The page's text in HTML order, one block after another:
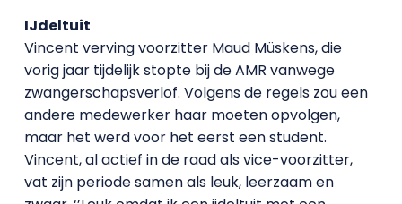
IJdeltuit
Vincent verving voorzitter Maud Müskens, die
vorig jaar tijdelijk stopte bij de AMR vanwege
zwangerschapsverlof. Volgens de regels zou een
andere medewerker haar moeten opvolgen,
maar het werd voor het eerst een student.
Vincent, al actief in de raad als vice-voorzitter,
vat zijn periode samen als leuk, leerzaam en